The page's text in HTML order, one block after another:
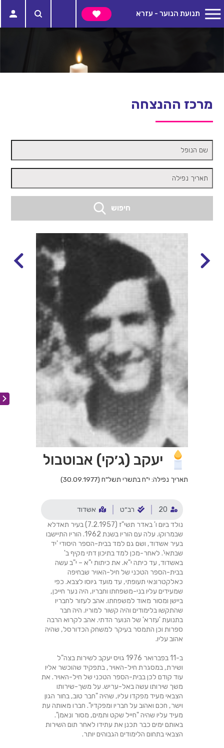
תנועת הנוער - עזרא
מרכז ההנצחה
שם הנופל
תאריך נפילה
חיפוש
יעקב (ג׳קי) אבוטבול
תאריך נפילה: י"ח בתשרי תשל"ח (30.09.1977)
20 רב״ט
אשדוד
נולד ביום ו' באדר תשי"ז (7.2.1957) בעיר תאדלא
שבמרוקו. עלה עם הוריו בשנת 1962. הוריו התיישבו
בעיר אשדוד, ושם גם למד בבית-הספר היסודי 'יד
שבתאי'. לאחר-מכן למד בתיכון דתי מקיף ב'
באשדוד, עד כיתה י"א. את כיתות י"א – י"ב עשה
בבית-הספר הטכני של חיל-האויר שבחיפה
כאלקטרונאי תעופתי, עד מועד גיוסו לצבא. כפי
שמעידים עליו בני-משפחתו וחבריו, היה נער חייכן,
ביישן ומסור מאוד למשפחתו. אהב לעזור לחבריו
שהתקשו בלימודים והיה קשור למוריו. היה חבר
בתנועת 'עזרא' של הנוער הדתי. אהב לקרוא הרבה
ספרות וכן התמסר בעיקר למשחק הכדורסל, שהיה
אהוב עליו.
ב-11 בפברואר 1976 גויס יעקב לשירות בצה"ל
ושירת, במסגרת חיל-האויר, בתפקיד שהוכשר אליו
עוד קודם לכן בבית-הספר הטכני של חיל-האויר. את
משך שירותו עשה באל-עריש. על משך-שירותו
הצבאי מעיד מפקדו עליו, שהיה "חבר טוב, בחור הגון
וישר, חכם ואהוב על חבריו ומפקדיו". חברו מאותה עת
מעיד עליו שהיה "חייל שקט ותמים, מסור ונאמן".
באותם ימים כבר תכנן את עתידו לאחר תום השירות
הצבאי בתחום הלימודים הגבוהים יותר.